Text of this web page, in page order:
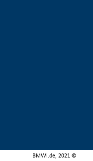
BMWi.de, 2021 ©